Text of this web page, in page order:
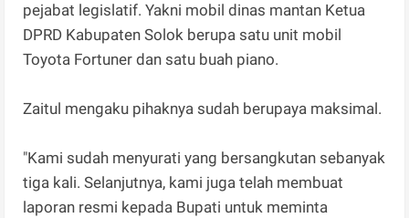
pejabat legislatif. Yakni mobil dinas mantan Ketua
DPRD Kabupaten Solok berupa satu unit mobil
Toyota Fortuner dan satu buah piano.
Zaitul mengaku pihaknya sudah berupaya maksimal.
"Kami sudah menyurati yang bersangkutan sebanyak
tiga kali. Selanjutnya, kami juga telah membuat
laporan resmi kepada Bupati untuk meminta